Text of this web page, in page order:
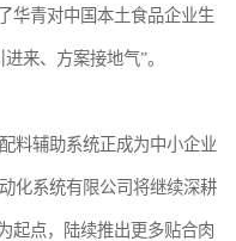
华青对中国本土食品企业生
来、方案接地气”。
料辅助系统正成为中小企业
化系统有限公司将继续深耕
起点，陆续推出更多贴合肉